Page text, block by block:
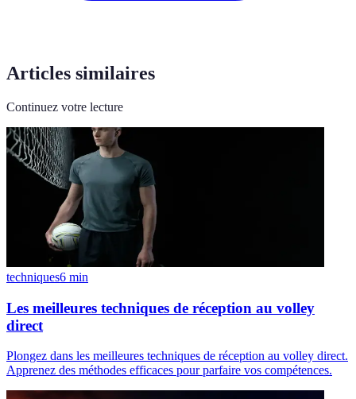
Articles similaires
Continuez votre lecture
techniques6 min
Les meilleures techniques de réception au volley
direct
Plongez dans les meilleures techniques de réception au volley direct.
Apprenez des méthodes efficaces pour parfaire vos compétences.